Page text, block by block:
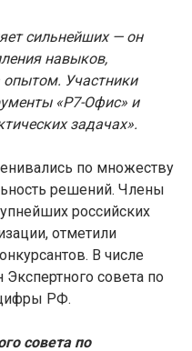
сильнейших — он
навыков,
Участники
«Р7-Офис» и
задачах».
по множеству
решений. Члены
российских
отметили
В числе
совета по
РФ.
совета по